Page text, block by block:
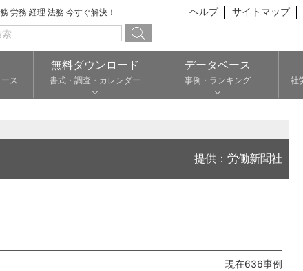
労務 経理 法務 今すぐ解決！ ヘルプ サイトマップ
ス
無料ダウンロード
書式・調査・カレンダー
データベース
事例・ランキング 社
提供：労働新聞社
現在636事例